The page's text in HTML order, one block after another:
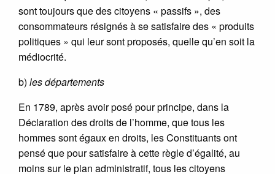
sont toujours que des citoyens « passifs », des
consommateurs résignés à se satisfaire des « produits
politiques » qui leur sont proposés, quelle qu’en soit la
médiocrité.
b) les départements
En 1789, après avoir posé pour principe, dans la
Déclaration des droits de l’homme, que tous les
hommes sont égaux en droits, les Constituants ont
pensé que pour satisfaire à cette règle d’égalité, au
moins sur le plan administratif, tous les citoyens